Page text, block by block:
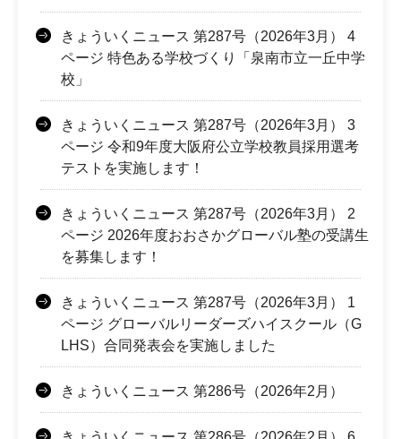
きょういくニュース 第287号（2026年3月） 4
ページ 特色ある学校づくり「泉南市立一丘中学
校」
きょういくニュース 第287号（2026年3月） 3
ページ 令和9年度大阪府公立学校教員採用選考
テストを実施します！
きょういくニュース 第287号（2026年3月） 2
ページ 2026年度おおさかグローバル塾の受講生
を募集します！
きょういくニュース 第287号（2026年3月） 1
ページ グローバルリーダーズハイスクール（G
LHS）合同発表会を実施しました
きょういくニュース 第286号（2026年2月）